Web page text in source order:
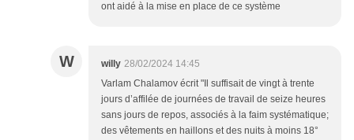
ont aidé à la mise en place de ce système
W willy 28/02/2024 14:45
Varlam Chalamov écrit "Il suffisait de vingt à trente
jours d’affilée de journées de travail de seize heures
sans jours de repos, associés à la faim systématique;
des vêtements en haillons et des nuits à moins 18°